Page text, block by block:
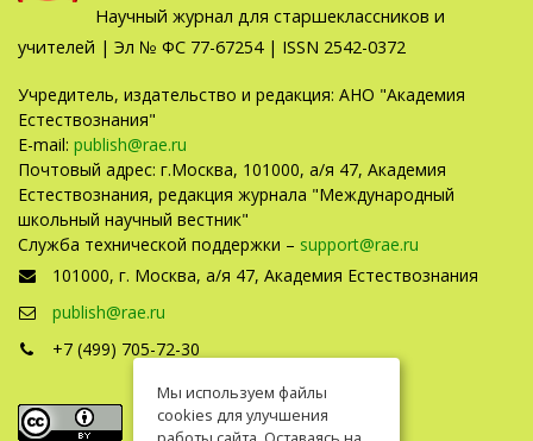
Научный журнал для старшеклассников и
учителей | Эл № ФС 77-67254 | ISSN 2542-0372
Учредитель, издательство и редакция: АНО "Академия
Естествознания"
E-mail: publish@rae.ru
Почтовый адрес: г.Москва, 101000, а/я 47, Академия
Естествознания, редакция журнала "Международный
школьный научный вестник"
Служба технической поддержки – support@rae.ru
101000, г. Москва, а/я 47, Академия Естествознания
publish@rae.ru
+7 (499) 705-72-30
Мы используем файлы
cookies для улучшения